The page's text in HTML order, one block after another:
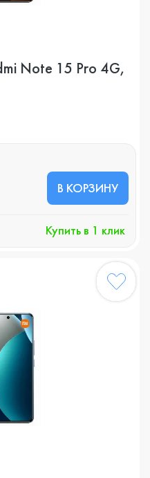
Note 15 Pro 4G,
В КОРЗИНУ
Купить в 1 клик